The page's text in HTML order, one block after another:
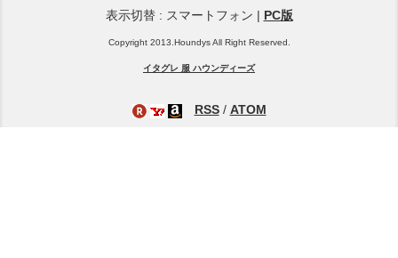
表示切替 : スマートフォン | PC版
Copyright 2013.Houndys All Right Reserved.
イタグレ 服 ハウンディーズ
RSS/ ATOM